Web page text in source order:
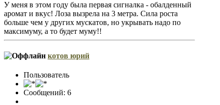
У меня в этом году была первая сигналка - обалденный
аромат и вкус! Лоза вызрела на 3 метра. Сила роста
больше чем у других мускатов, но укрывать надо по
максимуму, а то будет муму!!
котов юрий
Пользователь
Сообщений: 6